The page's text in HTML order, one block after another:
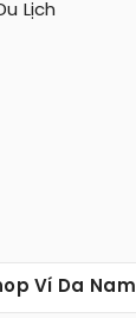
Lịch
Ví Da Nam